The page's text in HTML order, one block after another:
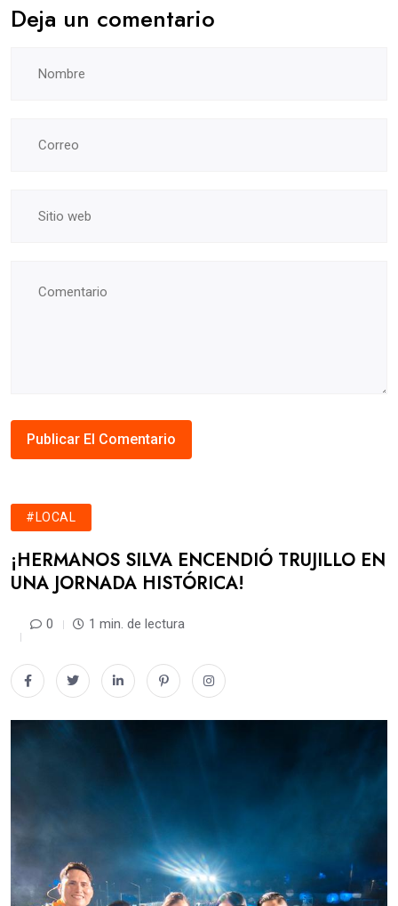
Deja un comentario
#LOCAL
​¡HERMANOS SILVA ENCENDIÓ TRUJILLO EN
UNA JORNADA HISTÓRICA!
0 1 min. de lectura